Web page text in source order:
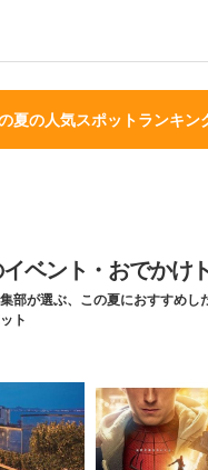
夏の人気スポットランキン
ベント・おでかけ
部が選ぶ、この夏におすすめし
ト